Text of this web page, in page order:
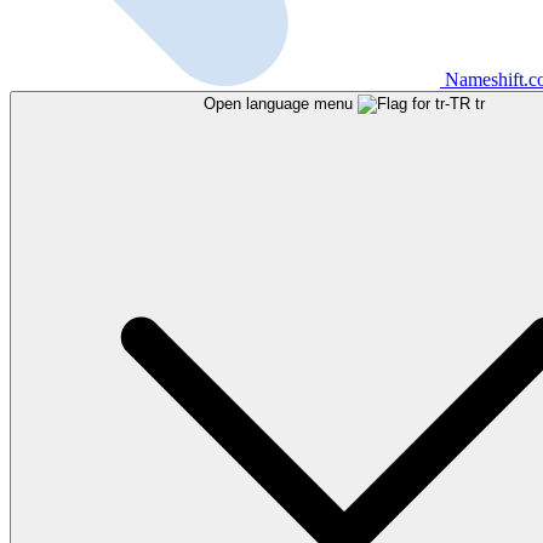
Open language menu tr